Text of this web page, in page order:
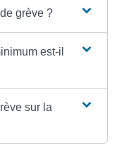
grève ?
est-il
sur la